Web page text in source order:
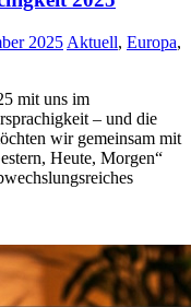
2025 Aktuell, Europa,
mit uns im
– und die
wir gemeinsam mit
Heute, Morgen“